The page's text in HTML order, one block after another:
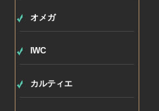
ン
オメガ
IWC
カルティエ